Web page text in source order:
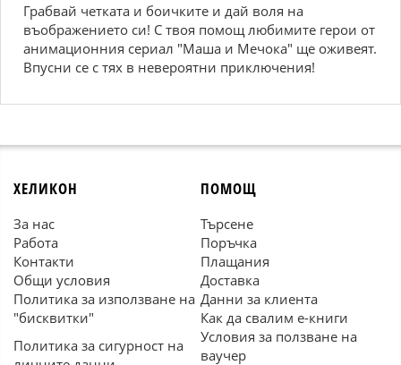
Грабвай четката и боичките и дай воля на
въображението си! С твоя помощ любимите герои от
анимационния сериал "Маша и Мечока" ще оживеят.
Впусни се с тях в невероятни приключения!
ХЕЛИКОН
За нас
Работа
Контакти
Общи условия
Политика за използване на
"бисквитки"
Политика за сигурност на
ПОМОЩ
Търсене
Поръчка
Плащания
Доставка
Данни за клиента
Как да свалим е-книги
Условия за ползване на
ваучер